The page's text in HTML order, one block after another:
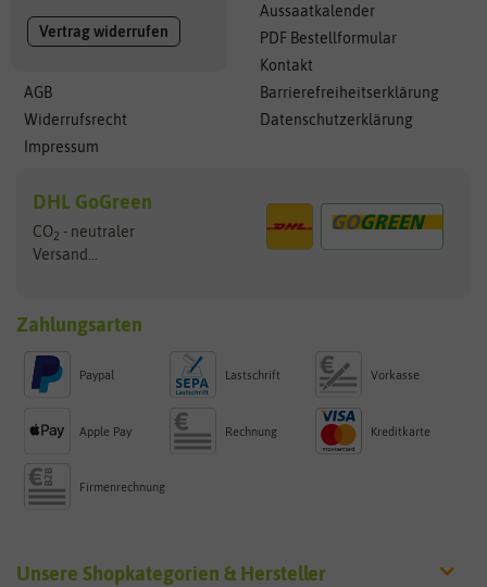
Vertrag widerrufen
AGB
Widerrufsrecht
Impressum
Aussaatkalender
PDF Bestellformular
Kontakt
Barrierefreiheitserklärung
Datenschutzerklärung
DHL GoGreen
CO2 - neutraler
Versand...
Zahlungsarten
Paypal Lastschrift Vorkasse
Apple Pay Rechnung Kreditkarte
Firmenrechnung
Unsere Shopkategorien & Hersteller